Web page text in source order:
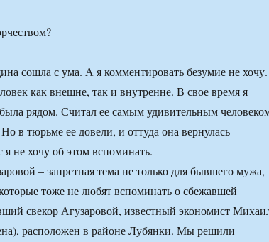
сошла с ума. А я комментировать безумие не хочу.
как внешне, так и внутренне. В свое время я
рядом. Считал ее самым удивительным
в тюрьме ее довели, и оттуда она вернулась
не хочу об этом вспоминать.
– запретная тема не только для бывшего мужа,
тоже не любят вспоминать о сбежавшей
свекор Агузаровой, известный экономист
расположен в районе Лубянки. Мы решили